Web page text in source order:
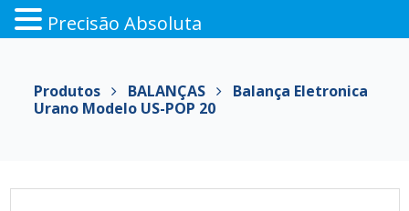
conteúdo
Produtos BALANÇAS
Balança Eletronica
Urano Modelo US-POP 20
Precisão Absoluta